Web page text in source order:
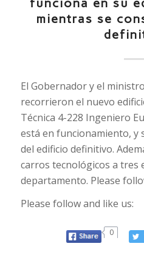
funciona en su
mientras se
El Gobernador y el
recorrieron el nuevo
Técnica 4-228 Ingeniero
está en funcionamiento, y
del edificio definitivo.
carros tecnológicos a tres
departamento. Please
Please follow and like us:
0